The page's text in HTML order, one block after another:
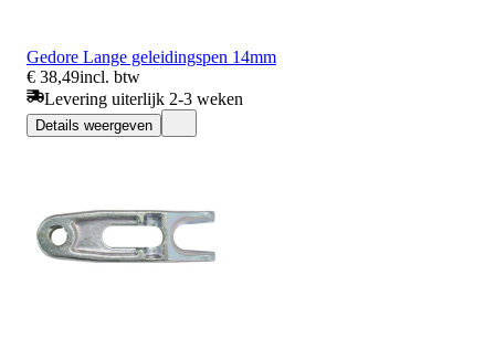
Gedore Lange geleidingspen 14mm
€ 38,49incl. btw
Levering uiterlijk 2-3 weken
Details weergeven